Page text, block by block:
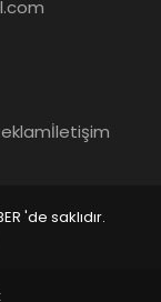
İletişim
'de saklıdır.